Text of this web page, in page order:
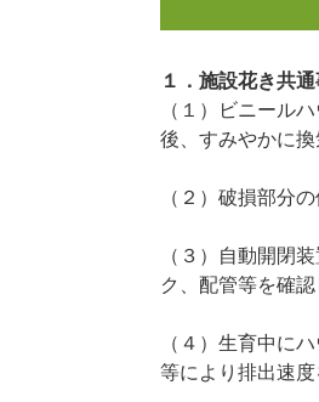
１．施設花き共
（１）ビニール
後、すみやかに
（２）破損部分
（３）自動開閉
ク、配管等を確
（４）生育中に
等により排出速度